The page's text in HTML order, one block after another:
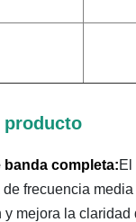
producto
completa:El
frecuencia
mejora la claridad